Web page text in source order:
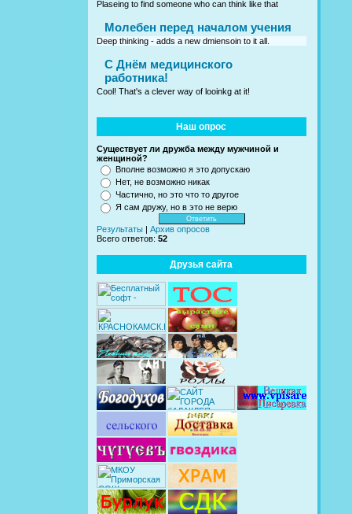
Plaseing to find someone who can think like that
Молебен перед началом учения
Deep thinking - adds a new dmiensoin to it all.
C Днём медицинского
работника!
Cool! That's a clever way of looinkg at it!
Наш опрос
Существует ли дружба между мужчиной и
женщиной?
Вполне возможно я это допускаю
Нет, не возможно никак
Частично, но это что то другое
Я сам дружу, но в это не верю
Результаты
Архив опросов
Всего ответов: 52
Друзья сайта